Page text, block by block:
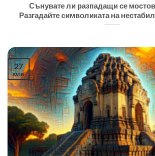
Сънувате ли разпадащи се
Разгадайте символиката на
27
юли